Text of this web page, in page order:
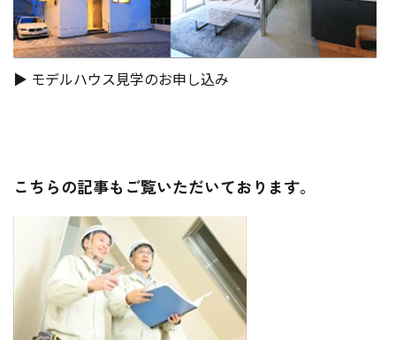
▶︎ モデルハウス見学のお申し込み
こちらの記事もご覧いただいております。